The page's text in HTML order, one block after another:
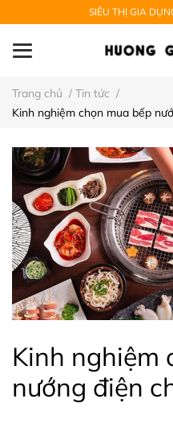
SIÊU THỊ GIA
Trang chủ / Tin tức /
Kinh nghiệm chọn mua bếp
Kinh nghiệm
nướng điện